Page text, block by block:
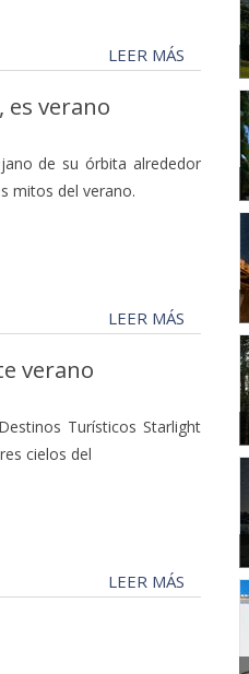
LEER MÁS
es verano
de su órbita alrededor
mitos del verano.
LEER MÁS
verano
Turísticos Starlight
cielos del
LEER MÁS